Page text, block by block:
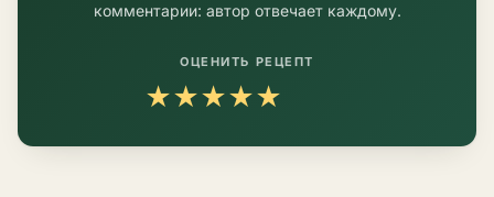
комментарии: автор отвечает каждому.
ОЦЕНИТЬ РЕЦЕПТ
★★★★★